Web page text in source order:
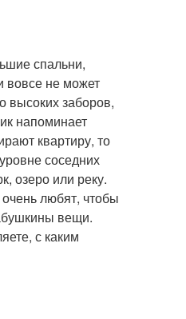
спальни,
вовсе не может
высоких заборов,
напоминает
квартиру, то
соседних
озеро или реку.
любят, чтобы
вещи.
с каким